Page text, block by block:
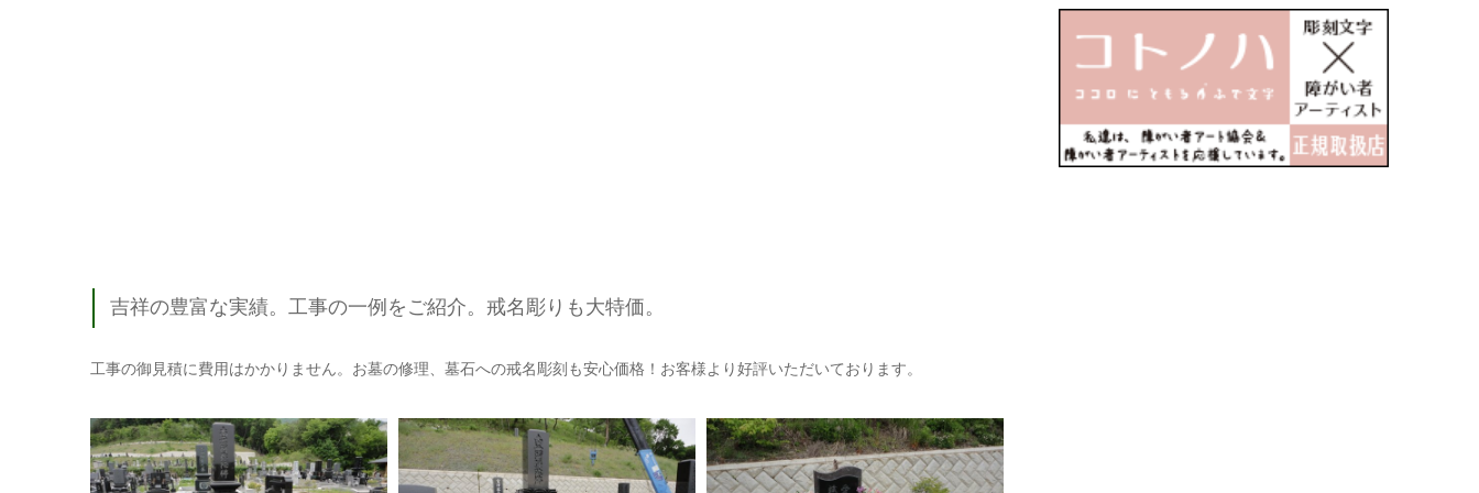
吉祥の豊富な実績。工事の一例をご紹介。戒名彫りも大特価。
工事の御見積に費用はかかりません。お墓の修理、墓石への戒名彫刻も安心価格！お客様より好評いただいております。